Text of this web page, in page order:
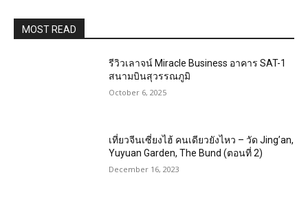
MOST READ
รีวิวเลาจน์ Miracle Business อาคาร SAT-1
สนามบินสุวรรณภูมิ
October 6, 2025
เที่ยวจีนเซี่ยงไฮ้ คนเดียวยังไหว – วัด Jing’an,
Yuyuan Garden, The Bund (ตอนที่ 2)
December 16, 2023